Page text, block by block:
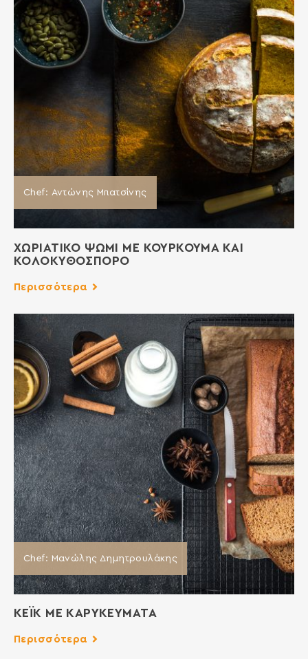
Chef: Αντώνης Μπατσίνης
ΧΩΡΙΑΤΙΚΟ ΨΩΜΙ ΜΕ ΚΟΥΡΚΟΥΜΑ ΚΑΙ
ΚΟΛΟΚΥΘΟΣΠΟΡΟ
Περισσότερα
Chef: Μανώλης Δημητρουλάκης
ΚΕΪΚ ΜΕ ΚΑΡΥΚΕΥΜΑΤΑ
Περισσότερα